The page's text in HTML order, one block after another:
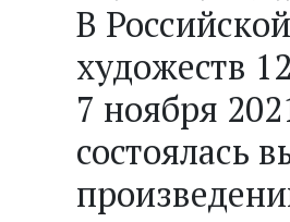
В
художеств
7 ноября
состоялась